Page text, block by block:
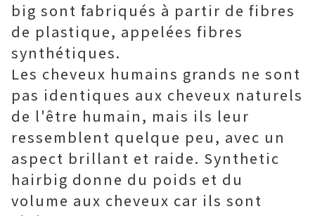
big sont fabriqués à partir de fibres
de plastique, appelées fibres
synthétiques.
Les cheveux humains grands ne sont
pas identiques aux cheveux naturels
de l'être humain, mais ils leur
ressemblent quelque peu, avec un
aspect brillant et raide. Synthetic
hairbig donne du poids et du
volume aux cheveux car ils sont